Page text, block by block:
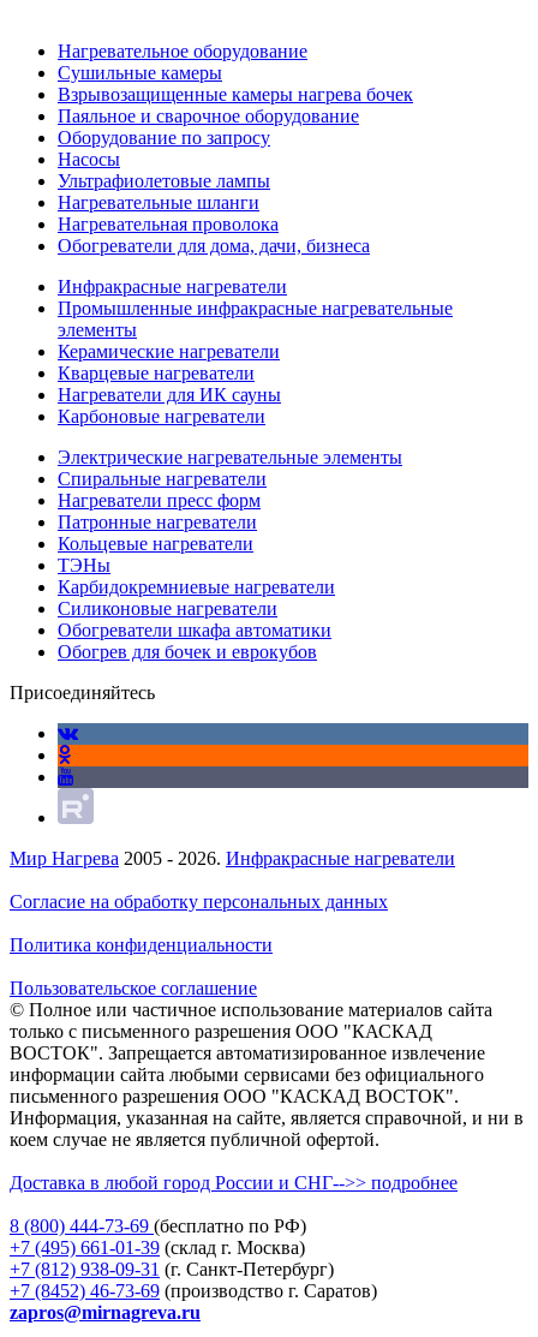
Нагревательное оборудование
Сушильные камеры
Взрывозащищенные камеры нагрева бочек
Паяльное и сварочное оборудование
Оборудование по запросу
Насосы
Ультрафиолетовые лампы
Нагревательные шланги
Нагревательная проволока
Обогреватели для дома, дачи, бизнеса
Инфракрасные нагреватели
Промышленные инфракрасные нагревательные
элементы
Керамические нагреватели
Кварцевые нагреватели
Нагреватели для ИК сауны
Карбоновые нагреватели
Электрические нагревательные элементы
Спиральные нагреватели
Нагреватели пресс форм
Патронные нагреватели
Кольцевые нагреватели
ТЭНы
Карбидокремниевые нагреватели
Силиконовые нагреватели
Обогреватели шкафа автоматики
Обогрев для бочек и еврокубов
Присоединяйтесь
Мир Нагрева 2005 - 2026. Инфракрасные нагреватели
Согласие на обработку персональных данных
Политика конфиденциальности
Пользовательское соглашение
© Полное или частичное использование материалов сайта
только с письменного разрешения ООО "КАСКАД
ВОСТОК". Запрещается автоматизированное извлечение
информации сайта любыми сервисами без официального
письменного разрешения ООО "КАСКАД ВОСТОК".
Информация, указанная на сайте, является справочной, и ни в
коем случае не является публичной офертой.
Доставка в любой город России и СНГ-->> подробнее
8 (800) 444-73-69 (бесплатно по РФ)
+7 (495) 661-01-39 (склад г. Москва)
+7 (812) 938-09-31 (г. Санкт-Петербург)
+7 (8452) 46-73-69 (производство г. Саратов)
zapros@mirnagreva.ru